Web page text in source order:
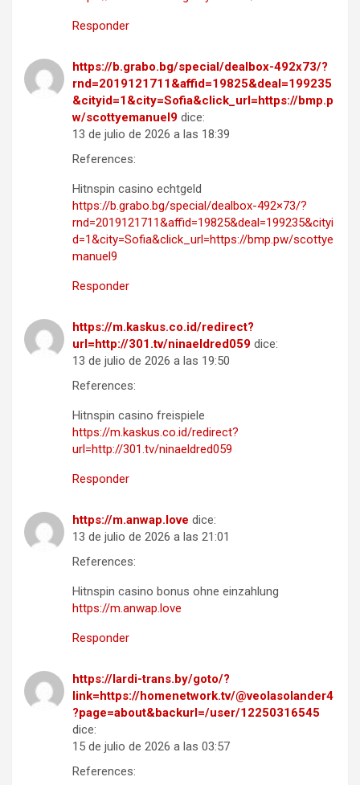
Responder
https://b.grabo.bg/special/dealbox-492x73/?
rnd=2019121711&affid=19825&deal=199235
&cityid=1&city=Sofia&click_url=https://bmp.p
w/scottyemanuel9 dice:
13 de julio de 2026 a las 18:39
References:
Hitnspin casino echtgeld
https://b.grabo.bg/special/dealbox-492×73/?
rnd=2019121711&affid=19825&deal=199235&cityi
d=1&city=Sofia&click_url=https://bmp.pw/scottye
manuel9
Responder
https://m.kaskus.co.id/redirect?
url=http://301.tv/ninaeldred059 dice:
13 de julio de 2026 a las 19:50
References:
Hitnspin casino freispiele
https://m.kaskus.co.id/redirect?
url=http://301.tv/ninaeldred059
Responder
https://m.anwap.love dice:
13 de julio de 2026 a las 21:01
References:
Hitnspin casino bonus ohne einzahlung
https://m.anwap.love
Responder
https://lardi-trans.by/goto/?
link=https://homenetwork.tv/@veolasolander4
?page=about&backurl=/user/12250316545
dice:
15 de julio de 2026 a las 03:57
References: